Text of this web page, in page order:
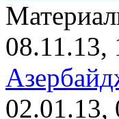
08.11.13,
02.01.13,